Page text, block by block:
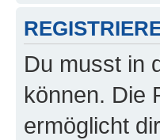
Du musst in
können. Die
ermöglicht